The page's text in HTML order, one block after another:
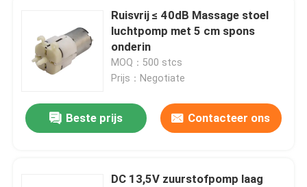
Thuis
Ruisvrij ≤ 40dB Massage stoel
luchtpomp met 5 cm spons
onderin
MOQ：500 stcs
Prijs：Negotiate
Beste prijs Contacteer ons
DC 13,5V zuurstofpomp laag